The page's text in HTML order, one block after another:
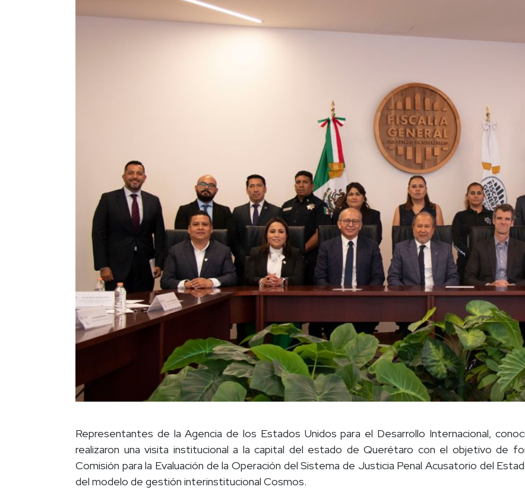
Representantes de la Agencia de los Estados Unidos para el Desarrollo Internacional,
realizaron una visita institucional a la capital del estado de Querétaro con el objetivo de
Comisión para la Evaluación de la Operación del Sistema de Justicia Penal Acusatorio del
del modelo de gestión interinstitucional Cosmos.